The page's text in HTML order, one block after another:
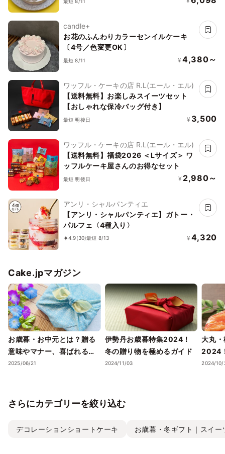
candle+
お花のふんわりカラーセンイルケーキ
〔4号／色変更OK〕
最短 8/11 ¥ 4,380～
ワッフル・ケーキの店 R.L(エール・エル)
【送料無料】お楽しみスイーツセット
【おしゃれな保冷バッグ付き】
最短 明後日 ¥ 3,500
ワッフル・ケーキの店 R.L(エール・エル)
【送料無料】福袋2026 ＜Lサイズ＞ ワ
ッフルケーキ屋さんのお得なセット
最短 明後日 ¥ 2,980～
アンリ・シャルパンティエ
【アンリ・シャルパンティエ】ガトー・
パルフェ〈4種入り〉
4.9(30)最短 8/13 ¥ 4,320
Cake.jpマガジン
お歳暮・お中元とは？贈る
意味やマナー、喜ばれるギ
フトのポイントまで徹底解
2025/06/21
伊勢丹お歳暮特集2024！
冬の贈り物を極めるガイド
2024/11/03
大丸
2024
ェック
2024/10/
さらにカテゴリーを絞り込む
デコレーションショートケーキ お歳暮・冬ギフト｜スイー